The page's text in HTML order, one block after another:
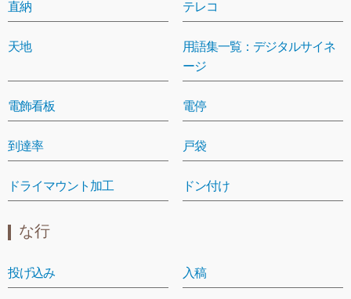
直納 テレコ
天地
用語集一覧：デジタルサイネ
ージ
電飾看板 電停
到達率 戸袋
ドライマウント加工 ドン付け
な行
投げ込み 入稿